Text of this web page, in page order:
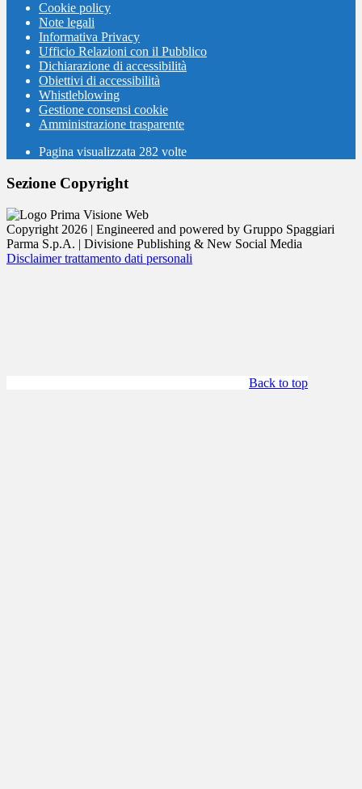
Cookie policy
Note legali
Informativa Privacy
Ufficio Relazioni con il Pubblico
Dichiarazione di accessibilità
Obiettivi di accessibilità
Whistleblowing
Gestione consensi cookie
Amministrazione trasparente
Pagina visualizzata 282 volte
Sezione Copyright
Copyright 2026 | Engineered and powered by Gruppo Spaggiari
Parma S.p.A. | Divisione Publishing & New Social Media
Disclaimer trattamento dati personali
Back to top